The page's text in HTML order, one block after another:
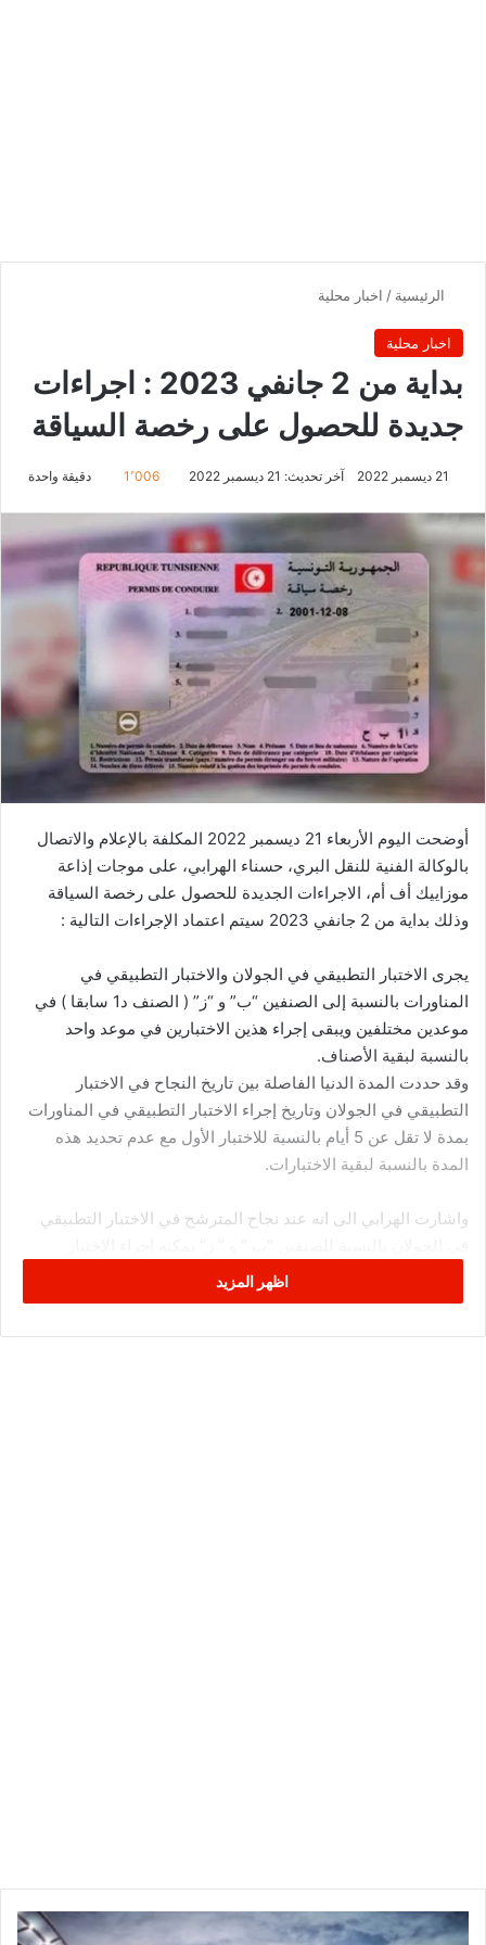
الرئيسية / اخبار محلية
اخبار محلية
بداية من 2 جانفي 2023 : اجراءات
جديدة للحصول على رخصة السياقة
21 ديسمبر 2022 آخر تحديث: 21 ديسمبر 2022 1٬006 دقيقة واحدة
أوضحت اليوم الأربعاء 21 ديسمبر 2022 المكلفة بالإعلام والاتصال
بالوكالة الفنية للنقل البري، حسناء الهرابي، على موجات إذاعة
موزاييك أف أم، الاجراءات الجديدة للحصول على رخصة السياقة
وذلك بداية من 2 جانفي 2023 سيتم اعتماد الإجراءات التالية :
يجرى الاختبار التطبيقي في الجولان والاختبار التطبيقي في
المناورات بالنسبة إلى الصنفين “ب” و “ز” ( الصنف د1 سابقا ) في
موعدين مختلفين ويبقى إجراء هذين الاختبارين في موعد واحد
بالنسبة لبقية الأصناف.
وقد حددت المدة الدنيا الفاصلة بين تاريخ النجاح في الاختبار
التطبيقي في الجولان وتاريخ إجراء الاختبار التطبيقي في المناورات
بمدة لا تقل عن 5 أيام بالنسبة للاختبار الأول مع عدم تحديد هذه
المدة بالنسبة لبقية الاختبارات.
واشارت الهرابي الى انه عند نجاح المترشح في الاختبار التطبيقي
التطبيقي في المناورات في مناسبتين اثنين وفي صورة الإخفاق في
هاذين الاختبارين يجب على المترشح إعادة الاختبار التطبيقي في
اظهر المزيد
مشاهدة